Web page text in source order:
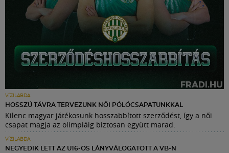
VÍZILABDA
HOSSZÚ TÁVRA TERVEZÜNK NŐI PÓLÓCSAPATUNKKAL
Kilenc magyar játékosunk hosszabbított szerződést, így a női
csapat magja az olimpiáig biztosan együtt marad.
VÍZILABDA
NEGYEDIK LETT AZ U16-OS LÁNYVÁLOGATOTT A VB-N